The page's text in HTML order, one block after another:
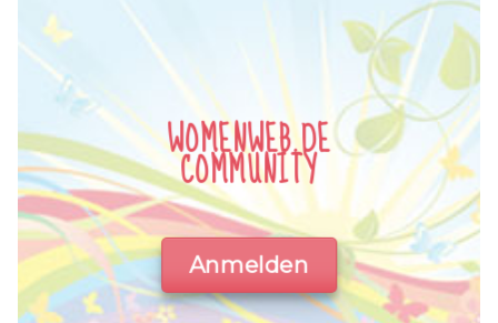
WOMENWEB.DE
COMMUNITY
Anmelden